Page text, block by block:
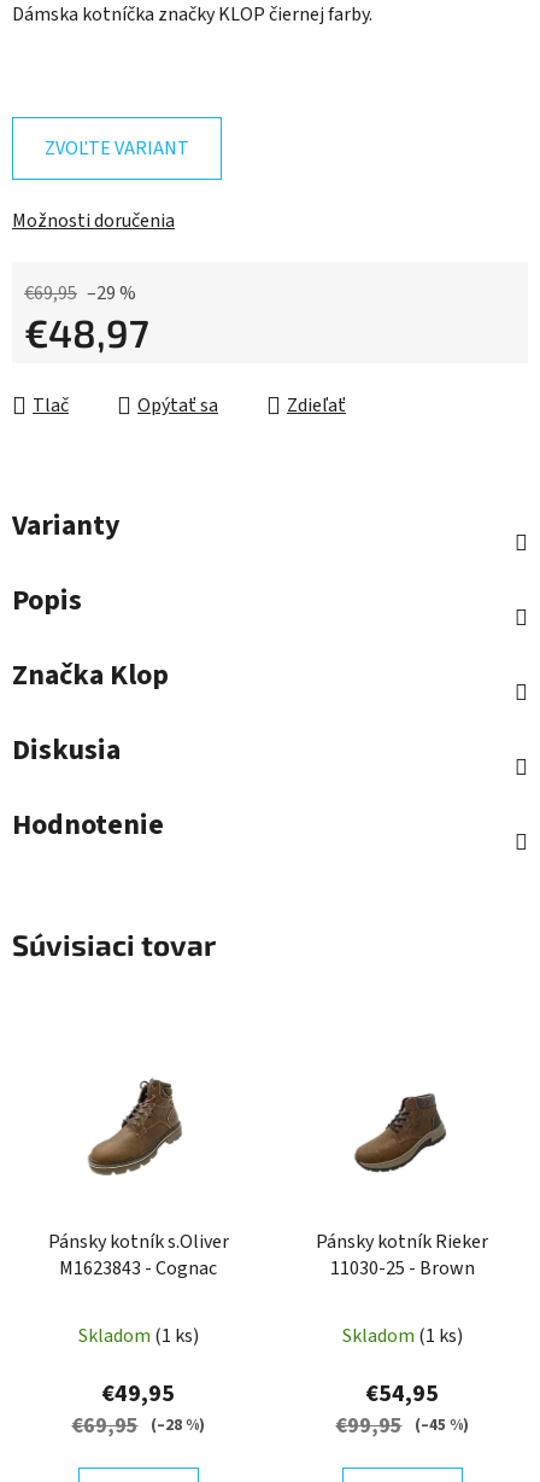
Dámska kotníčka značky KLOP čiernej farby.
ZVOĽTE VARIANT
Možnosti doručenia
€69,95 –29 %
€48,97
Tlač
Opýtať sa Zdieľať
Varianty
Popis
Značka Klop
Diskusia
Hodnotenie
Súvisiaci tovar
Pánsky kotník s.Oliver
M1623843 - Cognac
Skladom (1 ks)
€49,95
€69,95 (–28 %)
Pánsky kotník Rieker
11030-25 - Brown
Skladom (1 ks)
€54,95
€99,95 (–45 %)